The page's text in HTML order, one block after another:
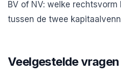
BV of NV: welke rechtsvorm
tussen de twee
Veelgestelde vragen